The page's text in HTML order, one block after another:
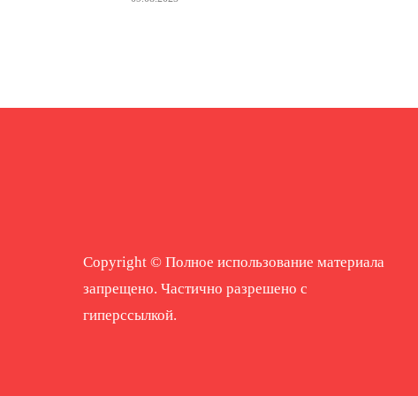
Copyright © Полное использование материала
запрещено. Частично разрешено с
гиперссылкой.